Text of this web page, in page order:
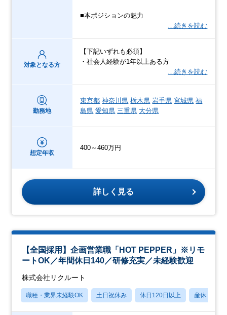
■本ポジションの魅力
…続きを読む
対象となる方
【下記いずれも必須】
・社会人経験が1年以上ある方
…続きを読む
勤務地
東京都 神奈川県 栃木県 岩手県 宮城県 福
島県 愛知県 三重県 大分県
想定年収
400～460万円
詳しく見る
【全国採用】企画営業職「HOT PEPPER」※リモ
ートOK／年間休日140／研修充実／未経験歓迎
株式会社リクルート
職種・業界未経験OK 土日祝休み 休日120日以上 産休・育休